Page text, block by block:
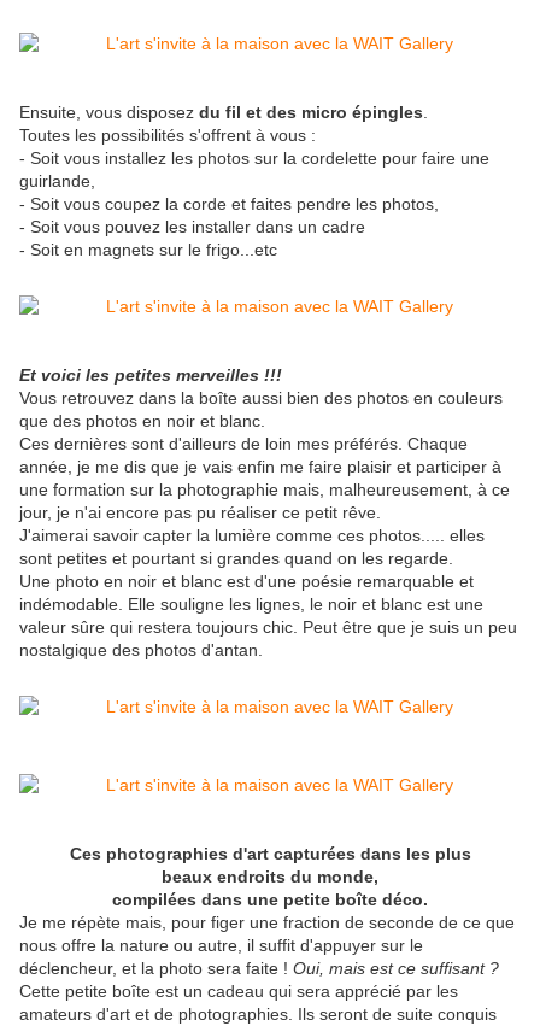
Ensuite, vous disposez du fil et des micro épingles
Toutes les possibilités s'offrent à vous :
- Soit vous installez les photos sur la cordelette pour faire une
guirlande,
- Soit vous coupez la corde et faites pendre les photos,
- Soit vous pouvez les installer dans un cadre
- Soit en magnets sur le frigo...etc
Et voici les petites merveilles !!!
Vous retrouvez dans la boîte aussi bien des photos en couleurs
que des photos en noir et blanc.
Ces dernières sont d'ailleurs de loin mes préférés. Chaque
année, je me dis que je vais enfin me faire plaisir et participer à
une formation sur la photographie mais, malheureusement, à ce
jour, je n'ai encore pas pu réaliser ce petit rêve.
J'aimerai savoir capter la lumière comme ces photos..... elles
sont petites et pourtant si grandes quand on les regarde.
Une photo en noir et blanc est d'une poésie remarquable et
indémodable. Elle souligne les lignes, le noir et blanc est une
valeur sûre qui restera toujours chic. Peut être que je suis un peu
nostalgique des photos d'antan.
Ces photographies d'art capturées dans les plus
beaux endroits du monde,
compilées dans une petite boîte déco.
Je me répète mais, pour figer une fraction de seconde de ce que
nous offre la nature ou autre, il suffit d'appuyer sur le
déclencheur, et la photo sera faite ! Oui, mais est ce suffisant ?
Cette petite boîte est un cadeau qui sera apprécié par les
amateurs d'art et de photographies. Ils seront de suite conquis